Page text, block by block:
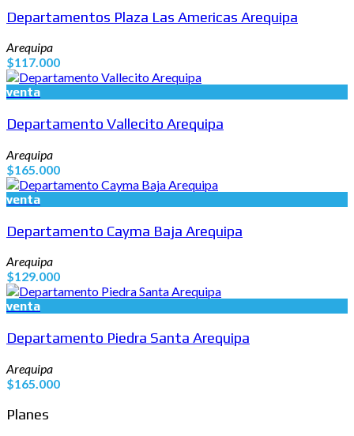
Departamentos Plaza Las Americas Arequipa
Arequipa
$117.000
venta
Departamento Vallecito Arequipa
Arequipa
$165.000
venta
Departamento Cayma Baja Arequipa
Arequipa
$129.000
venta
Departamento Piedra Santa Arequipa
Arequipa
$165.000
Planes